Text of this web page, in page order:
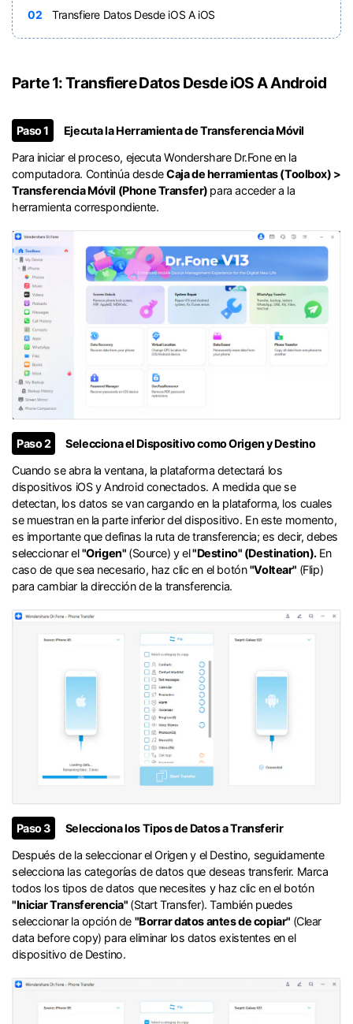
02
Transfiere Datos Desde iOS A iOS󠀲󠀩󠀧󠀣󠀡󠀡󠀡󠀠󠀳
Parte 1: Transfiere Datos Desde iOS A Android󠀲󠀩󠀧󠀣󠀡󠀡󠀠󠀩󠀳
󠀰Paso 1
Ejecuta la Herramienta de Transferencia Móvil
Para iniciar el proceso, ejecuta Wondershare Dr.Fone en la
computadora.󠀲󠀩󠀧󠀣󠀠󠀣󠀨󠀧󠀳󠀰 Continúa desdeCaja de herramientas (Toolbox) >
Transferencia Móvil (Phone Transfer) para acceder a la
herramienta correspondiente.󠀲󠀩󠀧󠀣󠀡󠀡󠀡󠀤󠀳
Paso 2
Selecciona el Dispositivo como Origen y Destino󠀲󠀩󠀧󠀣󠀡󠀡󠀡󠀦󠀳
Cuando se abra la ventana, la plataforma detectará los
dispositivos iOS y Android conectados.󠀲󠀩󠀧󠀣󠀡󠀡󠀡󠀧󠀳󠀰 A medida que se
detectan, los datos se van cargando en la plataforma, los cuales
se muestran en la parte inferior del dispositivo. En este momento,
es importante que definas la ruta de transferencia; es decir, debes
seleccionar el"Origen" (Source) y el"Destino" (Destination). En
caso de que sea necesario, haz clic en el botón"Voltear" (Flip)
para cambiar la dirección de la transferencia.󠀲󠀩󠀧󠀣󠀡󠀡󠀢󠀠󠀳
󠀰Paso 3
Selecciona los Tipos de Datos a Transferir󠀲󠀩󠀧󠀣󠀡󠀡󠀢󠀢󠀳
󠀰Después de la seleccionar el Origen y el Destino, seguidamente
selecciona las categorías de datos que deseas transferir.󠀲󠀩󠀧󠀣󠀡󠀡󠀢󠀣󠀳󠀰 Marca
todos los tipos de datos que necesites y haz clic en el botón
"Iniciar Transferencia" (Start Transfer).󠀲󠀩󠀧󠀣󠀡󠀡󠀢󠀤󠀳󠀰 También puedes
seleccionar la opción de "Borrar datos antes de copiar" (Clear
data before copy) para eliminar los datos existentes en el
dispositivo de Destino.󠀲󠀩󠀧󠀣󠀡󠀡󠀢󠀥󠀳